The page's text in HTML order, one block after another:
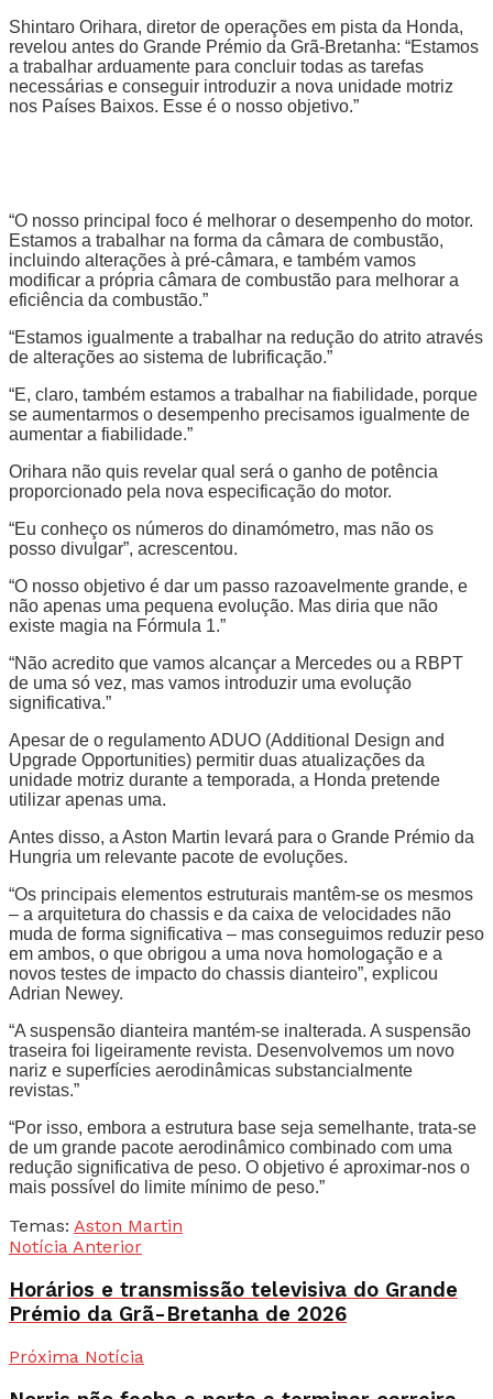
Shintaro Orihara, diretor de operações em pista da Honda,
revelou antes do Grande Prémio da Grã-Bretanha: “Estamos
a trabalhar arduamente para concluir todas as tarefas
necessárias e conseguir introduzir a nova unidade motriz
nos Países Baixos. Esse é o nosso objetivo.”
“O nosso principal foco é melhorar o desempenho do motor.
Estamos a trabalhar na forma da câmara de combustão,
incluindo alterações à pré-câmara, e também vamos
modificar a própria câmara de combustão para melhorar a
eficiência da combustão.”
“Estamos igualmente a trabalhar na redução do atrito através
de alterações ao sistema de lubrificação.”
“E, claro, também estamos a trabalhar na fiabilidade, porque
se aumentarmos o desempenho precisamos igualmente de
aumentar a fiabilidade.”
Orihara não quis revelar qual será o ganho de potência
proporcionado pela nova especificação do motor.
“Eu conheço os números do dinamómetro, mas não os
posso divulgar”, acrescentou.
“O nosso objetivo é dar um passo razoavelmente grande, e
não apenas uma pequena evolução. Mas diria que não
existe magia na Fórmula 1.”
“Não acredito que vamos alcançar a Mercedes ou a RBPT
de uma só vez, mas vamos introduzir uma evolução
significativa.”
Apesar de o regulamento ADUO (Additional Design and
Upgrade Opportunities) permitir duas atualizações da
unidade motriz durante a temporada, a Honda pretende
utilizar apenas uma.
Antes disso, a Aston Martin levará para o Grande Prémio da
Hungria um relevante pacote de evoluções.
“Os principais elementos estruturais mantêm-se os mesmos
– a arquitetura do chassis e da caixa de velocidades não
muda de forma significativa – mas conseguimos reduzir peso
em ambos, o que obrigou a uma nova homologação e a
novos testes de impacto do chassis dianteiro”, explicou
Adrian Newey.
“A suspensão dianteira mantém-se inalterada. A suspensão
traseira foi ligeiramente revista. Desenvolvemos um novo
nariz e superfícies aerodinâmicas substancialmente
revistas.”
“Por isso, embora a estrutura base seja semelhante, trata-se
de um grande pacote aerodinâmico combinado com uma
redução significativa de peso. O objetivo é aproximar-nos o
mais possível do limite mínimo de peso.”
Temas: Aston Martin
Notícia Anterior
Horários e transmissão televisiva do Grande
Prémio da Grã-Bretanha de 2026
Próxima Notícia